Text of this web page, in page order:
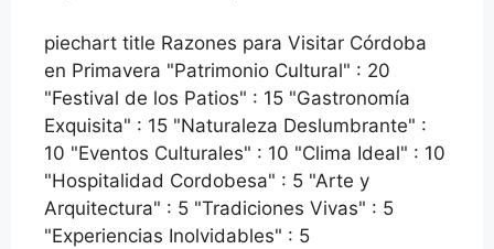
piechart title Razones para Visitar Córdoba
en Primavera "Patrimonio Cultural" : 20
"Festival de los Patios" : 15 "Gastronomía
Exquisita" : 15 "Naturaleza Deslumbrante" :
10 "Eventos Culturales" : 10 "Clima Ideal" : 10
"Hospitalidad Cordobesa" : 5 "Arte y
Arquitectura" : 5 "Tradiciones Vivas" : 5
"Experiencias Inolvidables" : 5